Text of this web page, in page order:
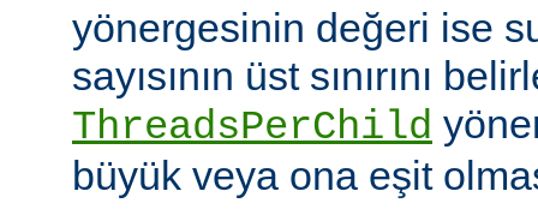
yönergesinin değeri ise
sayısının üst sınırını
ThreadsPerChild
büyük veya ona eşit